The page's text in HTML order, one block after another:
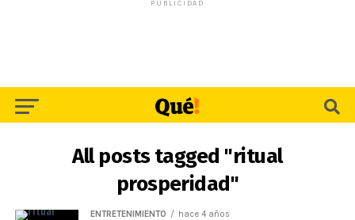
PUBLICIDAD
All posts tagged "ritual
prosperidad"
ENTRETENIMIENTO hace 4 años